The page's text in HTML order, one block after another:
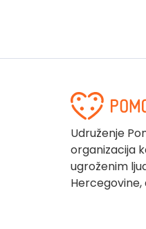
Udruženje
organizacija
ugroženim
Hercegovine,